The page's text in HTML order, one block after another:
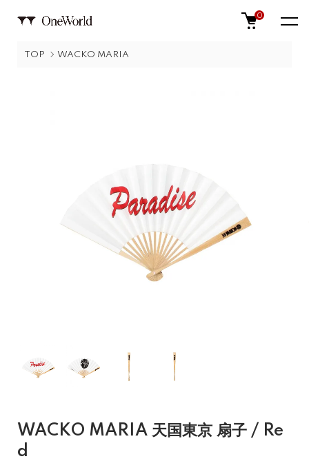
0
TOP WACKO MARIA
WACKO MARIA 天国東京 扇子 / Re
d